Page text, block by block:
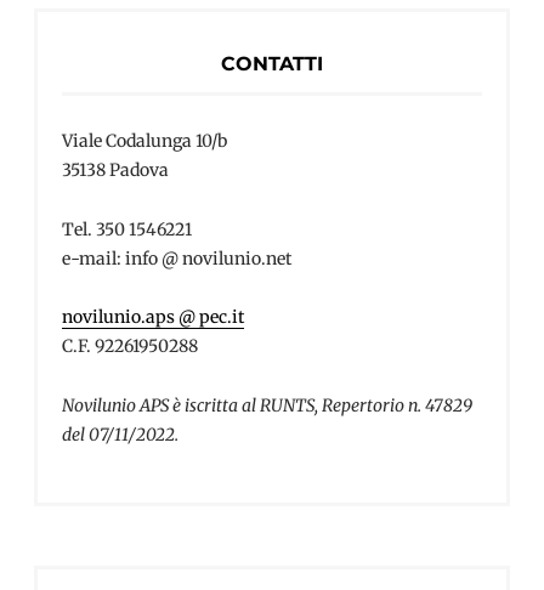
CONTATTI
Viale Codalunga 10/b
35138 Padova
Tel. 350 1546221
e-mail: info @ novilunio.net
novilunio.aps @ pec.it
C.F. 92261950288
Novilunio APS è iscritta al RUNTS, Repertorio n. 47829
del 07/11/2022.